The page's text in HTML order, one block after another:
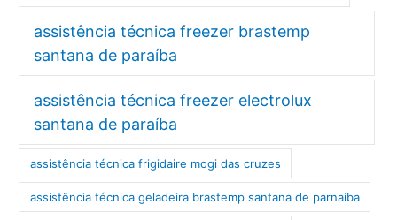
assistência técnica freezer brastemp
santana de paraíba
assistência técnica freezer electrolux
santana de paraíba
assistência técnica frigidaire mogi das cruzes
assistência técnica geladeira brastemp santana de parnaíba